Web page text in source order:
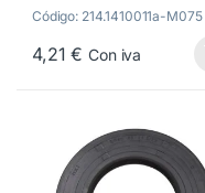
ELECTROLUX
VESTEL
25 x 47 x 10/12
mm
Código: 214.1410011a-M075
4,21€ Con iva